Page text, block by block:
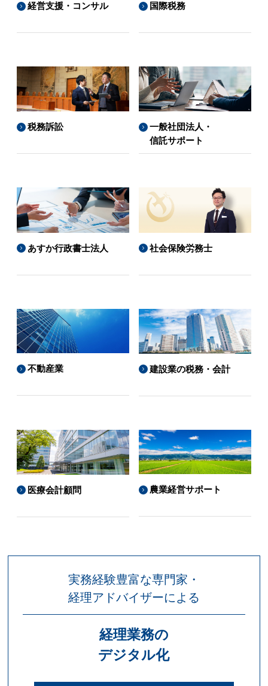
経営支援・コンサル 国際税務
税務訴訟
一般社団法人・
信託サポート
あすか行政書士法人 社会保険労務士
不動産業 建設業の税務・会計
医療会計顧問 農業経営サポート
実務経験豊富な専門家・
経理アドバイザーによる
経理業務の
デジタル化